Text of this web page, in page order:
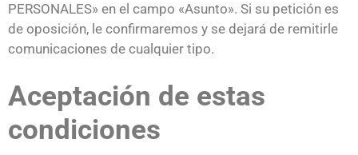
PERSONALES» en el campo «Asunto». Si su petición es
de oposición, le confirmaremos y se dejará de remitirle
comunicaciones de cualquier tipo.
Aceptación de estas
condiciones